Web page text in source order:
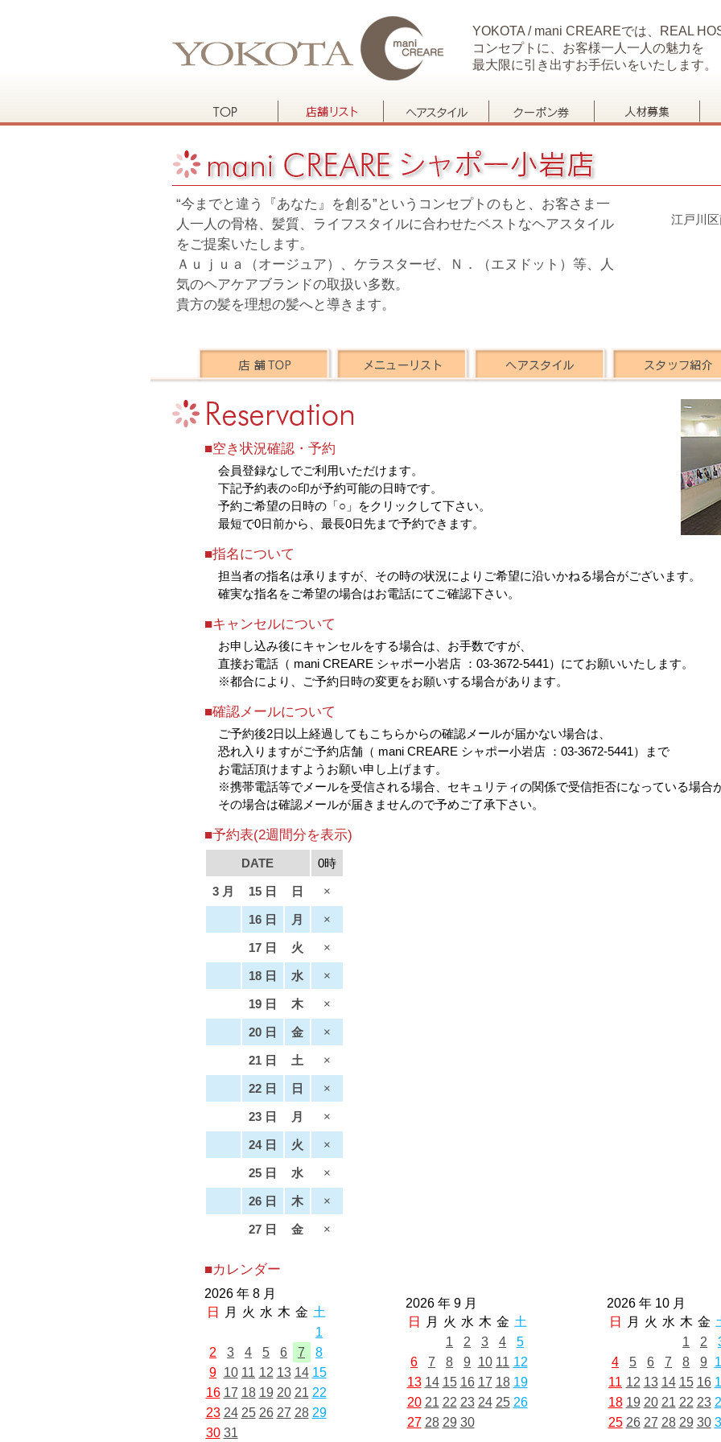
YOKOTA / mani CREAREでは、REAL
コンセプトに、お客様一人一人の魅力を
最大限に引き出すお手伝いをいたします。
“今までと違う『あなた』を創る”というコンセプトのもと、お客さま一
人一人の骨格、髪質、ライフスタイルに合わせたベストなヘアスタイル
をご提案いたします。
Ａｕｊｕａ（オージュア）、ケラスターゼ、Ｎ．（エヌドット）等、人
気のヘアケアブランドの取扱い多数。
貴方の髪を理想の髪へと導きます。
江戸川
■空き状況確認・予約
会員登録なしでご利用いただけます。
下記予約表の○印が予約可能の日時です。
予約ご希望の日時の「○」をクリックして下さい。
最短で0日前から、最長0日先まで予約できます。
■指名について
担当者の指名は承りますが、その時の状況によりご希望に沿いかねる場合がございます。
確実な指名をご希望の場合はお電話にてご確認下さい。
■キャンセルについて
お申し込み後にキャンセルをする場合は、お手数ですが、
直接お電話（ mani CREARE シャポー小岩店 ：03-3672-5441）にてお願いいたします。
※都合により、ご予約日時の変更をお願いする場合があります。
■確認メールについて
ご予約後2日以上経過してもこちらからの確認メールが届かない場合は、
恐れ入りますがご予約店舗（ mani CREARE シャポー小岩店 ：03-3672-5441）まで
お電話頂けますようお願い申し上げます。
※携帯電話等でメールを受信される場合、セキュリティの関係で受信拒否になっている場合
その場合は確認メールが届きませんので予めご了承下さい。
■予約表(2週間分を表示)
DATE 0時
3 月 15 日 日 ×
16 日 月 ×
17 日 火 ×
18 日 水 ×
19 日 木 ×
20 日 金 ×
21 日 土 ×
22 日 日 ×
23 日 月 ×
24 日 火 ×
25 日 水 ×
26 日 木 ×
27 日 金 ×
■カレンダー
2026 年 8 月
日
月 火 水 木 金 土
1
2
3 4 5 6 7
8
9 10 11 12 13 14 15
16 17 18 19 20 21 22
23 24 25 26 27 28 29
30 31
2026 年 9 月
日
月 火 水 木 金 土
1
2 3 4
5
6
7 8 9 10 11 12
13 14 15 16 17 18 19
20 21 22 23 24 25 26
27 28 29 30
2026 年 10 月
日
月 火 水 木 金
1
2
4
5 6 7 8 9
11 12 13 14 15 16
18 19 20 21 22 23
25 26 27 28 29 30